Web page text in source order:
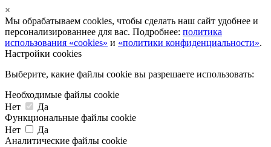
×
Мы обрабатываем cookies, чтобы сделать наш сайт удобнее и
персонализированнее для вас. Подробнее: политика
использования «cookies» и «политики конфиденциальности».
Настройки cookies
Выберите, какие файлы cookie вы разрешаете использовать:
Необходимые файлы cookie
Нет
Да
Функциональные файлы cookie
Нет
Да
Аналитические файлы cookie